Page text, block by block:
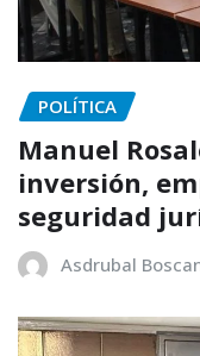
POLÍTICA
Manuel
inversión,
seguridad
Asdrubal